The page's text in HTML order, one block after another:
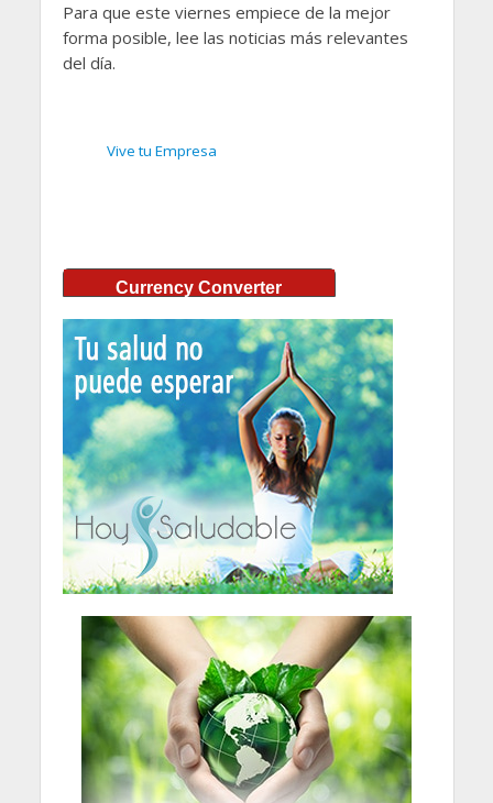
Para que este viernes empiece de la mejor
forma posible, lee las noticias más relevantes
del día.
Vive tu Empresa
Currency Converter